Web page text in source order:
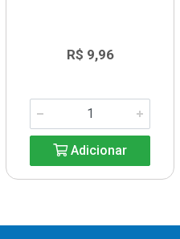
R$ 9,96
Adicionar